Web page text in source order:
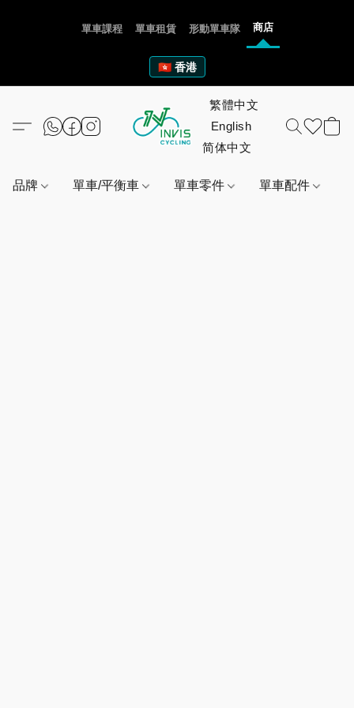
單車課程 單車租賃 形動單車隊 商店
🇭🇰 香港
品牌 單車/平衡車 單車零件 單車配件